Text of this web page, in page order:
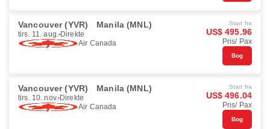
Vancouver (YVR) Manila (MNL)
tirs. 11. aug. Direkte
Air Canada
Start fra
US$ 495.96
Pris/ Pax
Bog
Vancouver (YVR) Manila (MNL)
tirs. 10. nov. Direkte
Air Canada
Start fra
US$ 496.04
Pris/ Pax
Bog